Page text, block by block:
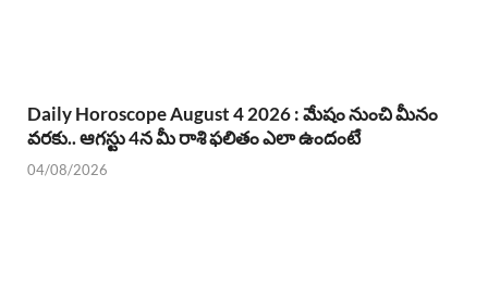
Daily Horoscope August 4 2026 : మేషం నుంచి మీనం
వరకు.. ఆగస్టు 4న మీ రాశి ఫలితం ఎలా ఉందంటే
04/08/2026